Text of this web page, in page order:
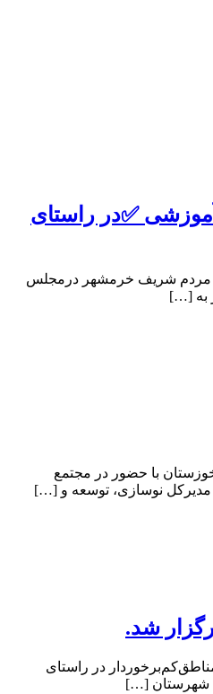
✅در راستای
مردم شریف خرمشهر درمجلس
با حضور در مجتمع
مدیرکل نوسازی، توسعه و […]
شد.
در راستای
شهرستان […]